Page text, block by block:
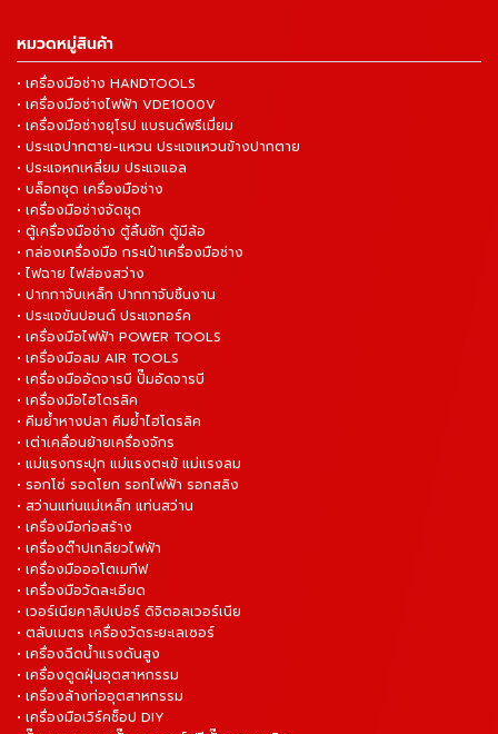
หมวดหมู่สินค้า
• เครื่องมือช่าง HANDTOOLS
• เครื่องมือช่างไฟฟ้า VDE1000V
• เครื่องมือช่างยุโรป แบรนด์พรีเมี่ยม
• ประแจปากตาย-แหวน ประแจแหวนข้างปากตาย
• ประแจหกเหลี่ยม ประแจแอล
• บล็อกชุด เครื่องมือช่าง
• เครื่องมือช่างจัดชุด
• ตู้เครื่องมือช่าง ตู้ลิ้นชัก ตู้มีล้อ
• กล่องเครื่องมือ กระเป๋าเครื่องมือช่าง
• ไฟฉาย ไฟส่องสว่าง
• ปากกาจับเหล็ก ปากกาจับชิ้นงาน
• ประแจขันปอนด์ ประแจทอร์ค
• เครื่องมือไฟฟ้า POWER TOOLS
• เครื่องมือลม AIR TOOLS
• เครื่องมืออัดจารบี ปั๊มอัดจารบี
• เครื่องมือไฮโดรลิค
• คีมย้ำหางปลา คีมย้ำไฮโดรลิค
• เต่าเคลื่อนย้ายเครื่องจักร
• แม่แรงกระปุก แม่แรงตะเข้ แม่แรงลม
• รอกโซ่ รอดโยก รอกไฟฟ้า รอกสลิง
• สว่านแท่นแม่เหล็ก แท่นสว่าน
• เครื่องมือก่อสร้าง
• เครื่องต๊าปเกลียวไฟฟ้า
• เครื่องมือออโตเมทีฟ
• เครื่องมือวัดละเอียด
• เวอร์เนียคาลิปเปอร์ ดิจิตอลเวอร์เนีย
• ตลับเมตร เครื่องวัดระยะเลเซอร์
• เครื่องฉีดน้ำแรงดันสูง
• เครื่องดูดฝุ่นอุตสาหกรรม
• เครื่องล้างท่ออุตสาหกรรม
• เครื่องมือเวิร์คช็อป DIY